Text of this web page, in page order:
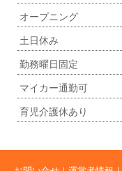
オープニング
土日休み
勤務曜日固定
マイカー通勤可
育児介護休あり